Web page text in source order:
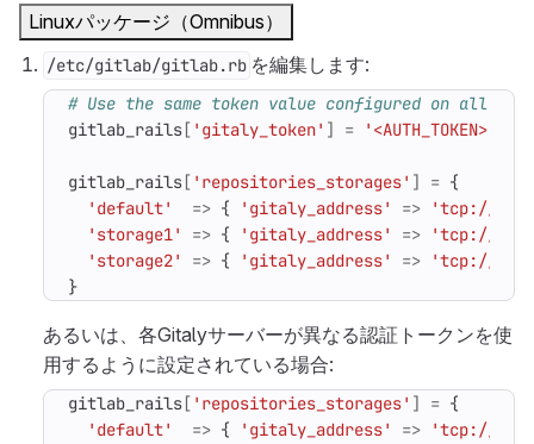
Linuxパッケージ（Omnibus）
/etc/gitlab/gitlab.rb を編集します:
# Use the same token value configured on all
gitlab_rails[ 'gitaly_token' ] = '<AUTH_TOKEN>'
gitlab_rails[ 'repositories_storages' ] = {
'default'
=> { 'gitaly_address' =>
'tcp://
'storage1'
=> { 'gitaly_address' =>
'tcp://
'storage2'
=> { 'gitaly_address' =>
'tcp://
}
あるいは、各Gitalyサーバーが異なる認証トークンを使
用するように設定されている場合:
gitlab_rails[ 'repositories_storages' ] = {
'default'
=> { 'gitaly_address' =>
'tcp://